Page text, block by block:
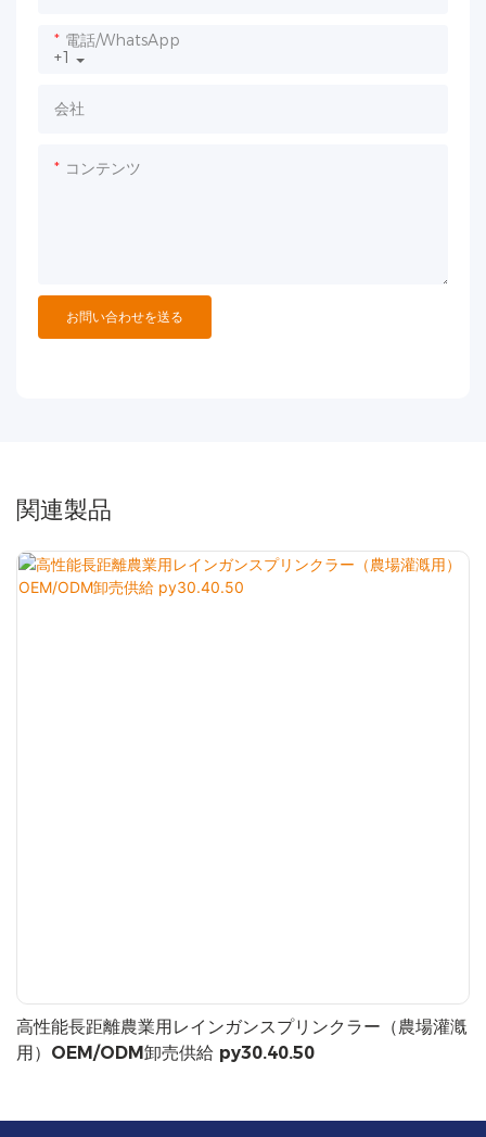
+1
電話/WhatsApp
会社
コンテンツ
お問い合わせを送る
関連製品
高性能長距離農業用レインガンスプリンクラー（農場灌漑
用）OEM/ODM卸売供給 py30.40.50